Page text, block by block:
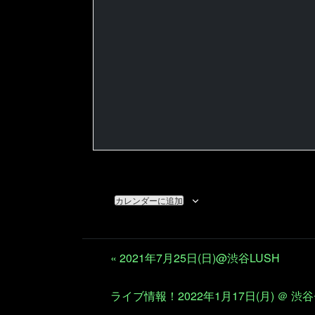
カレンダーに追加
« 2021年7月25日(日)@渋谷LUSH
ライブ情報！2022年1月17日(月) ＠ 渋